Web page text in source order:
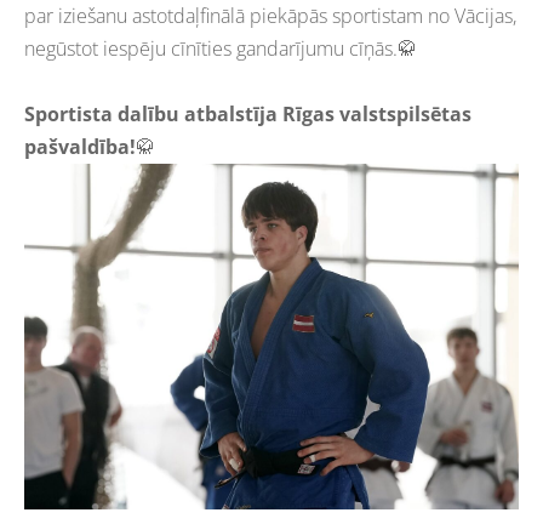
par iziešanu astotdaļfinālā piekāpās sportistam no Vācijas,
negūstot iespēju cīnīties gandarījumu cīņās.🥋
Sportista dalību atbalstīja Rīgas valstspilsētas
pašvaldība!🥋